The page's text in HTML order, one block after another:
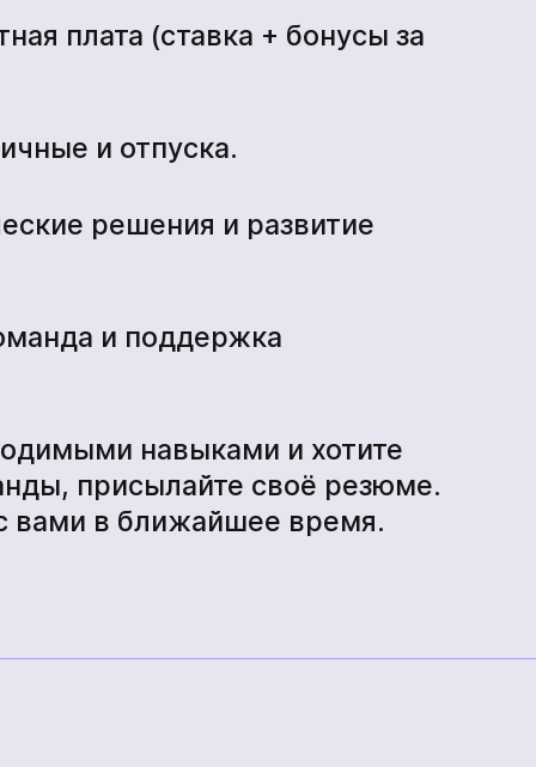
плата (ставка + бонусы за
и отпуска.
решения и развитие
и поддержка
навыками и хотите
присылайте своё резюме.
вами в ближайшее время.